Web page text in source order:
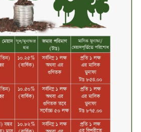
নিরাপদ ও স্বল্পব্যয়ে ক্যাশলেস লেনদেন
গড়তে কাজ করছে বাংলাদেশ ব্যাংক:
গভর্নর
জীবননগর সীমান্ত দিয়ে ভারতে অবৈধ
অনুপ্রবেশের সময় ৮ বাংলাদেশি নারী
আটক